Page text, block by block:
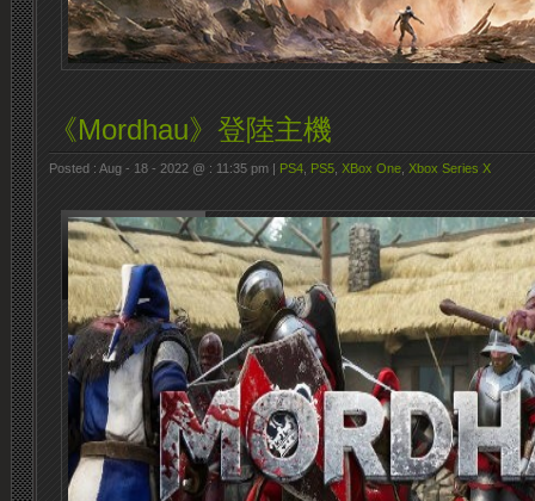
《Mordhau》登陸主機
Posted : Aug - 18 - 2022 @ : 11:35 pm | PS4 PS5 XBox One Xbox Series X